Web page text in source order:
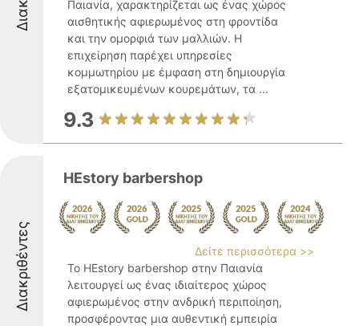
Παιανία, χαρακτηρίζεται ως ένας χώρος
αισθητικής αφιερωμένος στη φροντίδα
και την ομορφιά των μαλλιών. Η
επιχείρηση παρέχει υπηρεσίες
κομμωτηρίου με έμφαση στη δημιουργία
εξατομικευμένων κουρεμάτων, τα ...
9.3
Διακριθέντες
HEstory barbershop
Δείτε περισσότερα >>
Το HEstory barbershop στην Παιανία
λειτουργεί ως ένας ιδιαίτερος χώρος
αφιερωμένος στην ανδρική περιποίηση,
προσφέροντας μια αυθεντική εμπειρία